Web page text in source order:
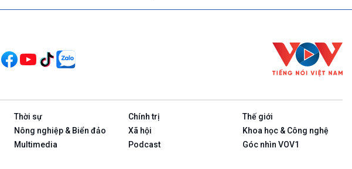
Thời sự Chính trị
Thế giới
Nông nghiệp & Biển đảo Xã hội
Khoa học & Công nghệ
Multimedia Podcast
Góc nhìn VOV1